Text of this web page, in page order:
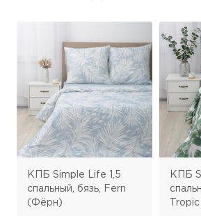
Life 1,5
бязь, Fern
КПБ Simple Life 1,5
спальный, бязь,
Tropic (Тропик)